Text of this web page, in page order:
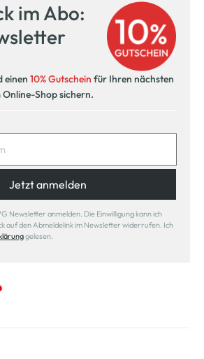
im Abo:
einen 10% Gutschein für Ihren nächsten
Shop sichern.
Jetzt anmelden
Newsletter anmelden. Die Einwilligung kann ich
auf den Abmeldelink im Newsletter widerrufen. Ich
gelesen.